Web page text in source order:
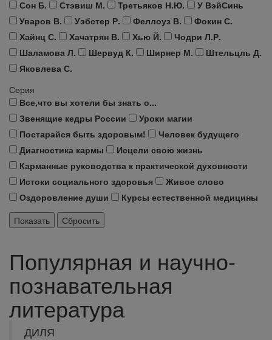
Сон Б. Стэвиш М. Третьяков Н.Ю.
У ВэйСинь
Уваров В.
Уэбстер Р. Феллоуз В.
Фокин С.
Хайнц С.
Хачатрян В. Хью Й.
Чодри Л.Р.
Шаламова Л.
Шервуд К. Ширнер М.
Штельцль Д.
Яковлева С.
Серия
Все,что вы хотели бы знать о...
Звенящие кедры России
Уроки магии
Постарайся быть здоровым!
Человек будущего
Диагностика кармы
Исцели свою жизнь
Карманные руководства к практической духовности
Истоки социального здоровья
Живое слово
Оздоровление души
Курсы естественной медицины
Популярная и научно-
познавательная
литература
ДИЛЯ